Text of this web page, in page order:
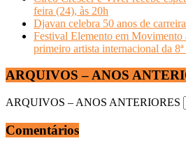
feira (24), às 20h
Djavan celebra 50 anos de
Festival Elemento em
primeiro artista internacional da 8ª
ARQUIVOS – ANOS
ARQUIVOS – ANOS ANTERIORES
Comentários